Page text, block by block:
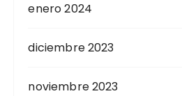
enero 2024
diciembre 2023
noviembre 2023